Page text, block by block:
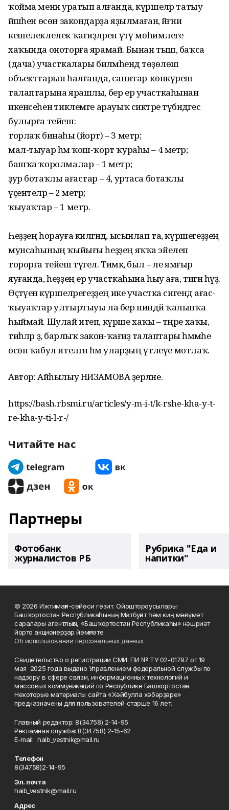
ҡойма менән уратып алғанда, күршеләр татыу
йәшәһен өсөн закондарҙа яҙылмаған, йәғни
кешелеклелек ҡағиҙәләрен үтәү мөһимлеге
хаҡында оноторға ярамай. Бынан тыш, баҡса
(дача) участкалары биләмәһендә төҙөлөш
объекттарын һалғанда, санитар-көнкүреш
талаптарына ярашлы, бер ер участкаһынан
икенсеһенә тиклемге арауыҡ сиктәре түбәндәгесә
булырға тейеш:
торлаҡ бинаһы (йорт) – 3 метр;
мал-тыуар һәм ҡош-ҡорт ҡураһы – 4 метр;
башҡа ҡоролмалар – 1 метр;
ҙур ботаҡлы ағастар – 4, уртаса ботаҡлы
үҫентеләр – 2 метр;
ҡыуаҡтар – 1 метр.
Һеҙҙең һорауға килгәндә, ысынлап та, күршегеҙҙең
мунсаһының ҡыйығы һеҙҙең яҡҡа эйелеп
торорға тейеш түгел. Тимәк, был – әле ямғыр
яуғанда, һеҙҙең ер участкаһына һыу аға, тигән һүҙ.
Өҫтәүенә күршеләрегеҙҙең ике участка сигендә ағас-
ҡыуаҡтар ултыртыуы ла бер ниндәй ҡалыпҡа
һыймай. Шулай итеп, күрше хаҡы – тәңре хаҡы,
тиһәләр ҙә, барлыҡ закон-ҡағиҙә талаптары һәммәһе
өсөн ҡабул ителгән һәм уларҙың үтәлеүе мотлаҡ.
Автор: Айһылыу НИЗАМОВА әҙерләне.
https://bash.rbsmi.ru/articles/y-m-i-t/k-rshe-kha-y-t-
re-kha-y-ti-l-r-/
Читайте нас
Партнеры
Фотобанк
журналистов РБ
Рубрика "Еда и
напитки"
© 2026 Ижтимағи-сәйәси гәзит. Ойоштороусылары:
Башҡортостан Республикаһының Матбуғат һәм киң мәғлүмәт
саралары агентлығы, «Башҡортостан Республикаһы» нәшриәт
йорто акционерҙар йәмғиәте.
Об использовании персональных данных
Свидетельство о регистрации СМИ: ПИ № ТУ 02-01797 от 19
мая 2025 года выдано Управлением федеральной службы по
надзору в сфере связи, информационных технологий и
массовых коммуникаций по Республике Башкортостан.
Некоторые материалы сайта «Хәйбулла хәбәрҙәре»
предназначены для пользователей старше 16 лет.
Главный редактор: 8(34758) 2-14-95
Рекламная служба: 8(34758) 2-15-62
Е-mаil: haib_vestnik@mail.ru
Телефон
8(34758)2-14-95
Эл. почта
haib_vestnik@mail.ru
Адрес